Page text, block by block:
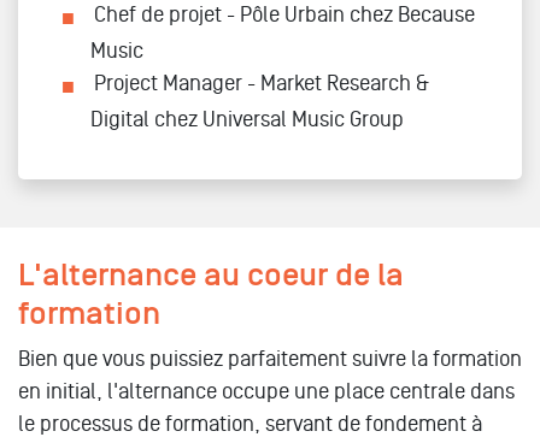
Chef de projet - Pôle Urbain chez Because
Music
Project Manager - Market Research &
Digital chez Universal Music Group
L'alternance au coeur de la
formation
Bien que vous puissiez parfaitement suivre la formation
en initial, l'alternance occupe une place centrale dans
le processus de formation, servant de fondement à